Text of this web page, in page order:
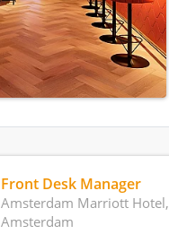
Front Desk Manager
Amsterdam Marriott Hotel,
Amsterdam